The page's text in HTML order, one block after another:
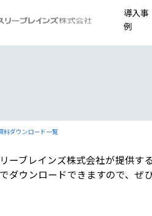
導入事
例
料ダウンロード一覧
ーブレインズ株式会社が提供する
ダウンロードできますので、ぜ